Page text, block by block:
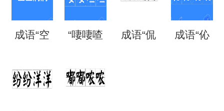
里？
读？用
来形容
语吗？
是什么
意思？
是什么 含义与
成语“空
洞”是什
“啛啛喳 成语“侃 成语“伈